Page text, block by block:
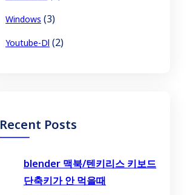
Windows (3)
Youtube-Dl (2)
Recent Posts
blender 맥북/텐키리스 키보드
단축키가 안 먹을때